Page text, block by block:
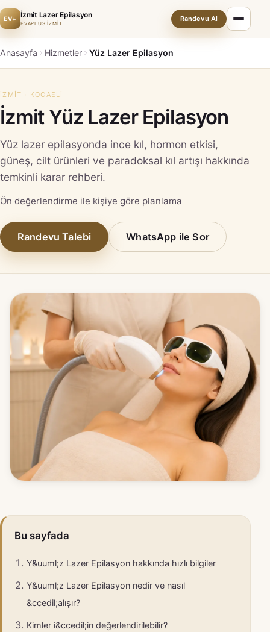
EV+ İzmit Lazer Epilasyon
EVAPLUS İZMİT
Randevu Al
Anasayfa Hizmetler Yüz Lazer Epilasyon
İZMIT · KOCAELI
İzmit Yüz Lazer Epilasyon
Yüz lazer epilasyonda ince kıl, hormon etkisi,
güneş, cilt ürünleri ve paradoksal kıl artışı hakkında
temkinli karar rehberi.
Ön değerlendirme ile kişiye göre planlama
Randevu Talebi WhatsApp ile Sor
Bu sayfada
Y&uuml;z Lazer Epilasyon hakkında hızlı bilgiler
Y&uuml;z Lazer Epilasyon nedir ve nasıl
&ccedil;alışır?
Kimler i&ccedil;in değerlendirilebilir?